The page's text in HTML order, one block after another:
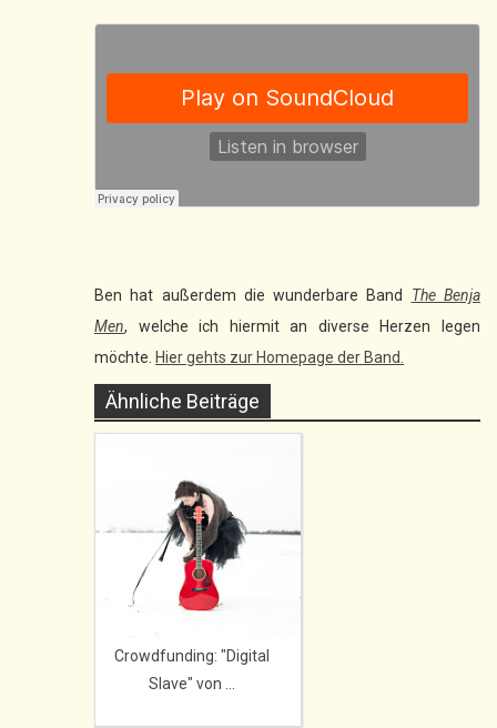
Ben hat außerdem die wunderbare Band
The Benja
Men, welche ich hiermit an diverse Herzen legen
möchte. Hier gehts zur Homepage der Band.
Ähnliche Beiträge
Crowdfunding: "Digital
Slave" von ...